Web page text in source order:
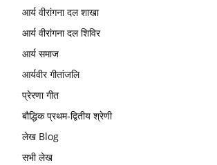
आर्य वीरांगना दल शाखा
आर्य वीरांगना दल शिविर
आर्य समाज
आर्यवीर गीतांजलि
प्रेरणा गीत
बौद्धिक प्रथम-द्वितीय श्रेणी
लेख Blog
सभी लेख